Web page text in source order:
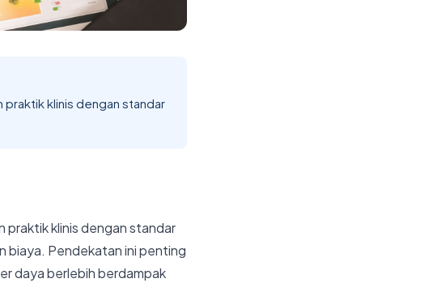
praktik klinis dengan standar
praktik klinis dengan standar
biaya. Pendekatan ini penting
daya berlebih berdampak